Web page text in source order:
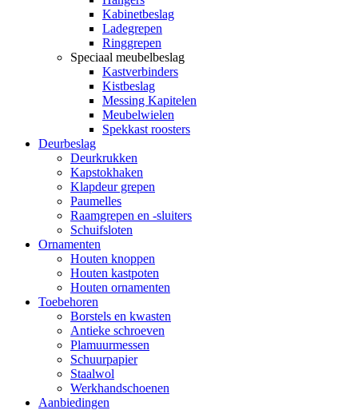
Kabinetbeslag
Ladegrepen
Ringgrepen
Speciaal meubelbeslag
Kastverbinders
Kistbeslag
Messing Kapitelen
Meubelwielen
Spekkast roosters
Deurbeslag
Deurkrukken
Kapstokhaken
Klapdeur grepen
Paumelles
Raamgrepen en -sluiters
Schuifsloten
Ornamenten
Houten knoppen
Houten kastpoten
Houten ornamenten
Toebehoren
Borstels en kwasten
Antieke schroeven
Plamuurmessen
Schuurpapier
Staalwol
Werkhandschoenen
Aanbiedingen